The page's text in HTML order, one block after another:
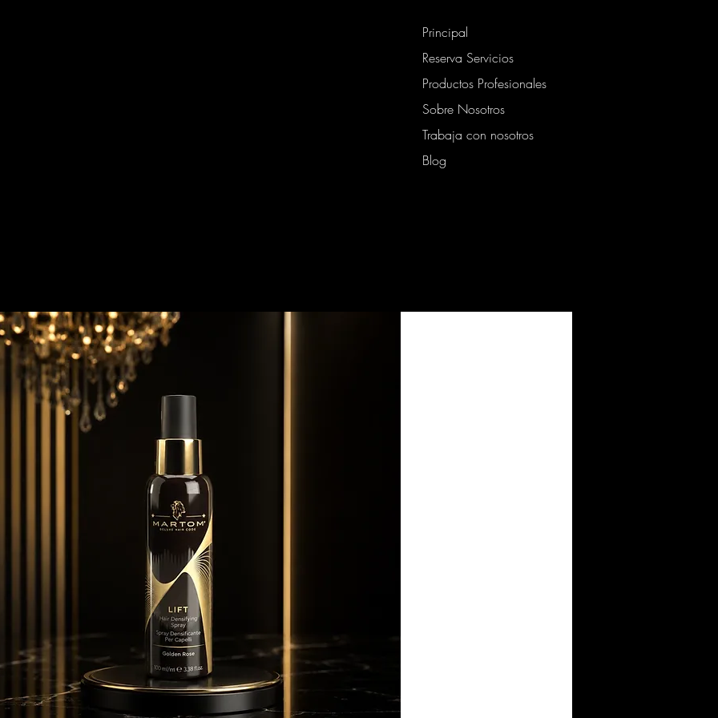
Principal
Reserva Servicios
Productos Profesionales
Sobre Nosotros
Trabaja con nosotros
Blog